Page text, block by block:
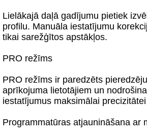
Lielākajā daļā gadījumu pietiek
profilu. Manuāla iestatījumu
tikai sarežģītos apstākļos.
PRO režīms
PRO režīms ir paredzēts
aprīkojuma lietotājiem un
iestatījumus maksimālai
Programmatūras atjaunināšana ar